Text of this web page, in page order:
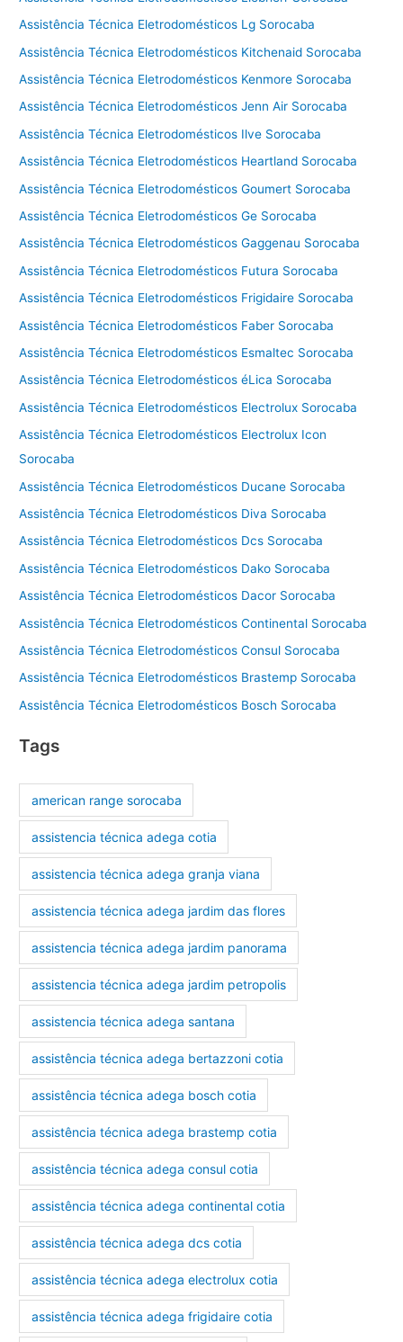
Assistência Técnica Eletrodomésticos Lg Sorocaba
Assistência Técnica Eletrodomésticos Kitchenaid Sorocaba
Assistência Técnica Eletrodomésticos Kenmore Sorocaba
Assistência Técnica Eletrodomésticos Jenn Air Sorocaba
Assistência Técnica Eletrodomésticos Ilve Sorocaba
Assistência Técnica Eletrodomésticos Heartland Sorocaba
Assistência Técnica Eletrodomésticos Goumert Sorocaba
Assistência Técnica Eletrodomésticos Ge Sorocaba
Assistência Técnica Eletrodomésticos Gaggenau Sorocaba
Assistência Técnica Eletrodomésticos Futura Sorocaba
Assistência Técnica Eletrodomésticos Frigidaire Sorocaba
Assistência Técnica Eletrodomésticos Faber Sorocaba
Assistência Técnica Eletrodomésticos Esmaltec Sorocaba
Assistência Técnica Eletrodomésticos éLica Sorocaba
Assistência Técnica Eletrodomésticos Electrolux Sorocaba
Assistência Técnica Eletrodomésticos Electrolux Icon
Sorocaba
Assistência Técnica Eletrodomésticos Ducane Sorocaba
Assistência Técnica Eletrodomésticos Diva Sorocaba
Assistência Técnica Eletrodomésticos Dcs Sorocaba
Assistência Técnica Eletrodomésticos Dako Sorocaba
Assistência Técnica Eletrodomésticos Dacor Sorocaba
Assistência Técnica Eletrodomésticos Continental Sorocaba
Assistência Técnica Eletrodomésticos Consul Sorocaba
Assistência Técnica Eletrodomésticos Brastemp Sorocaba
Assistência Técnica Eletrodomésticos Bosch Sorocaba
Tags
american range sorocaba
assistencia técnica adega cotia
assistencia técnica adega granja viana
assistencia técnica adega jardim das flores
assistencia técnica adega jardim panorama
assistencia técnica adega jardim petropolis
assistencia técnica adega santana
assistência técnica adega bertazzoni cotia
assistência técnica adega bosch cotia
assistência técnica adega brastemp cotia
assistência técnica adega consul cotia
assistência técnica adega continental cotia
assistência técnica adega dcs cotia
assistência técnica adega electrolux cotia
assistência técnica adega frigidaire cotia